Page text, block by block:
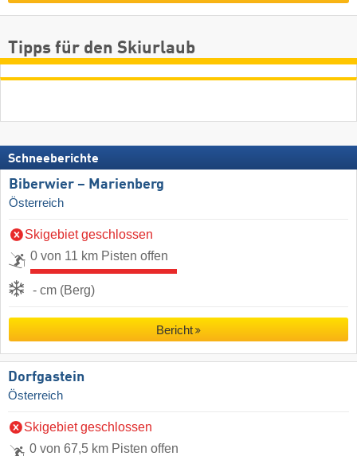
Tipps für den Skiurlaub
Schneeberichte
Biberwier – Marienberg
Österreich
Skigebiet geschlossen
0 von 11 km Pisten offen
- cm (Berg)
Bericht
Dorfgastein
Österreich
Skigebiet geschlossen
0 von 67,5 km Pisten offen